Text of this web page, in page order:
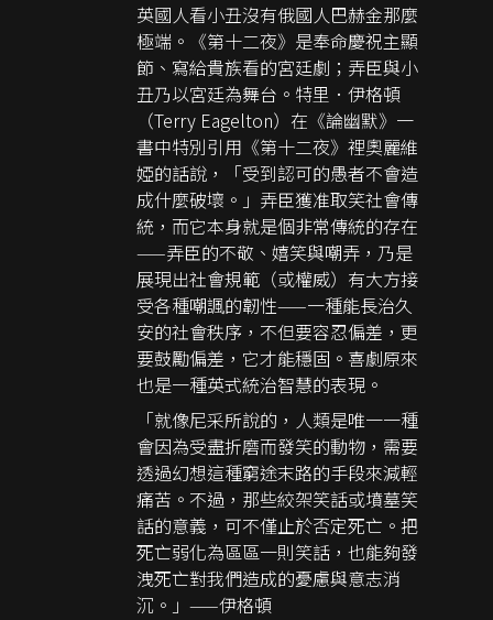
英國人看小丑沒有俄國人巴赫金那麼
極端。《第十二夜》是奉命慶祝主顯
節、寫給貴族看的宮廷劇；弄臣與小
丑乃以宮廷為舞台。特里．伊格頓
（Terry Eagelton）在《論幽默》一
書中特別引用《第十二夜》裡奧麗維
婭的話說，「受到認可的愚者不會造
成什麼破壞。」弄臣獲准取笑社會傳
統，而它本身就是個非常傳統的存在
——弄臣的不敬、嬉笑與嘲弄，乃是
展現出社會規範（或權威）有大方接
受各種嘲諷的韌性——一種能長治久
安的社會秩序，不但要容忍偏差，更
要鼓勵偏差，它才能穩固。喜劇原來
也是一種英式統治智慧的表現。
「就像尼采所說的，人類是唯一一種
會因為受盡折磨而發笑的動物，需要
透過幻想這種窮途末路的手段來減輕
痛苦。不過，那些絞架笑話或墳墓笑
話的意義，可不僅止於否定死亡。把
死亡弱化為區區一則笑話，也能夠發
洩死亡對我們造成的憂慮與意志消
沉。」——伊格頓